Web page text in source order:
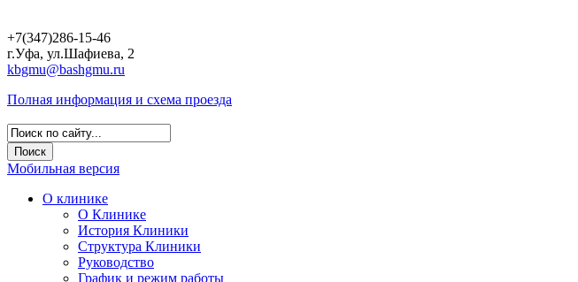
+7(347)286-15-46
г.Уфа, ул.Шафиева, 2
kbgmu@bashgmu.ru
Полная информация и схема проезда
Мобильная версия
О клинике
О Клинике
История Клиники
Структура Клиники
Руководство
График и режим работы